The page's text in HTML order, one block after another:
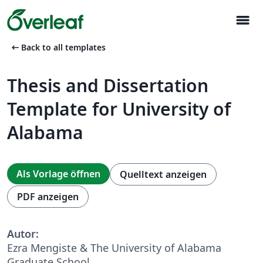
menu
arrow_left_alt Back to all templates
Thesis and Dissertation
Template for University of
Alabama
Als Vorlage öffnen
Quelltext anzeigen
PDF anzeigen
Autor:
Ezra Mengiste & The University of Alabama